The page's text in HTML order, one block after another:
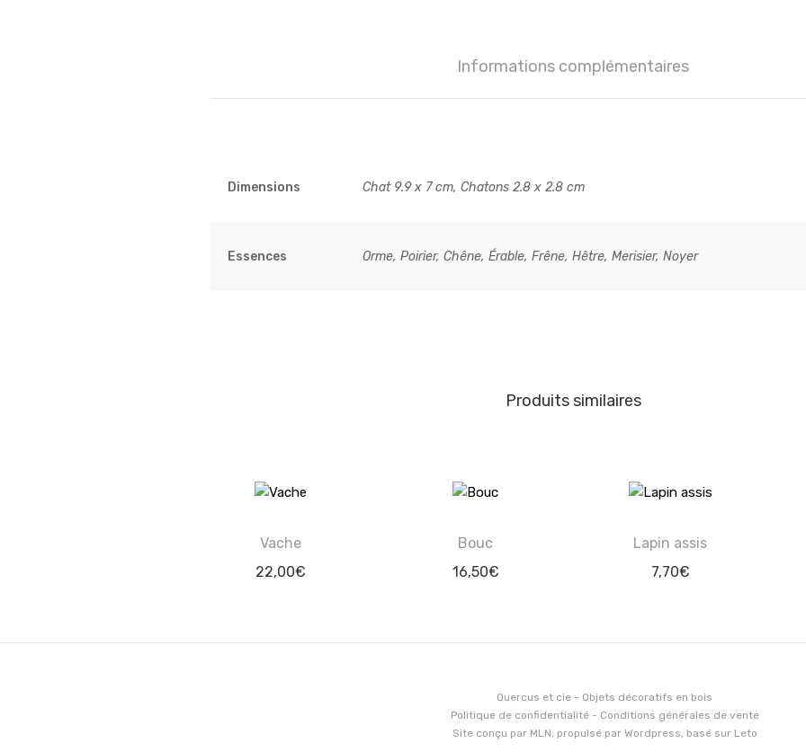
Informations complémentaires
Dimensions Chat 9.9 x 7 cm, Chatons 2.8 x 2.8 cm
Essences Orme, Poirier, Chêne, Érable, Frêne, Hêtre, Merisier, Noyer
Produits similaires
Vache
22,00€
Bouc
16,50€
Lapin assis
7,70€
Quercus et cie - Objets décoratifs en bois
Politique de confidentialité- Conditions générales de vente
Site conçu par MLN , propulsé par Wordpress , basé sur Leto